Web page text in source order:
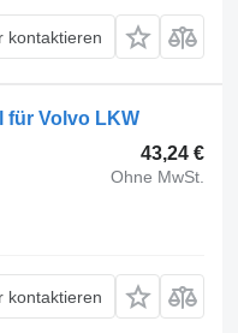
kontaktieren
für Volvo LKW
43,24 €
Ohne MwSt.
kontaktieren